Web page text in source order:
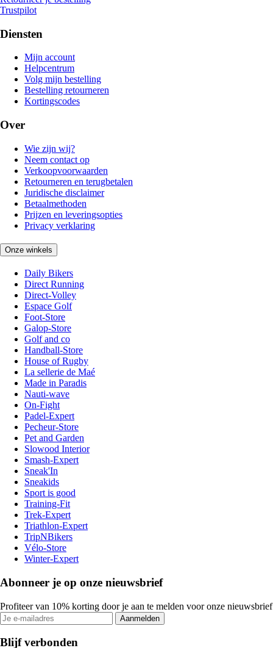
Trustpilot
Diensten
Mijn account
Helpcentrum
Volg mijn bestelling
Bestelling retourneren
Kortingscodes
Over
Wie zijn wij?
Neem contact op
Verkoopvoorwaarden
Retourneren en terugbetalen
Juridische disclaimer
Betaalmethoden
Prijzen en leveringsopties
Privacy verklaring
Onze winkels
Daily Bikers
Direct Running
Direct-Volley
Espace Golf
Foot-Store
Galop-Store
Golf and co
Handball-Store
House of Rugby
La sellerie de Maé
Made in Paradis
Nauti-wave
On-Fight
Padel-Expert
Pecheur-Store
Pet and Garden
Slowood Interior
Smash-Expert
Sneak'In
Sneakids
Sport is good
Training-Fit
Trek-Expert
Triathlon-Expert
TripNBikers
Vélo-Store
Winter-Expert
Abonneer je op onze nieuwsbrief
Profiteer van 10% korting door je aan te melden voor onze nieuwsbrief
Aanmelden
Blijf verbonden